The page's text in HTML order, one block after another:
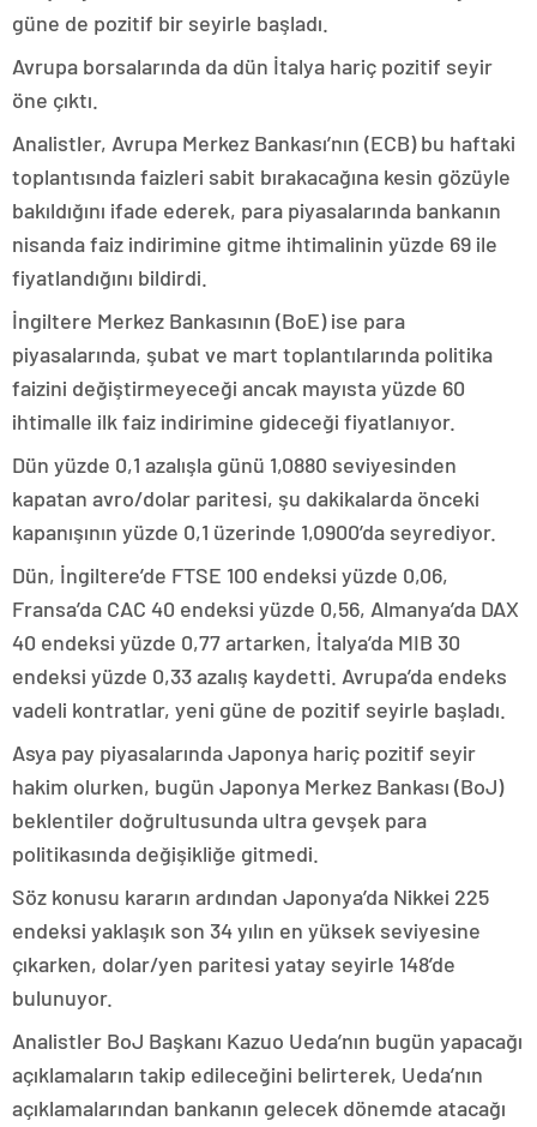
güne de pozitif bir seyirle başladı.
Avrupa borsalarında da dün İtalya hariç pozitif seyir
öne çıktı.
Analistler, Avrupa Merkez Bankası’nın (ECB) bu haftaki
toplantısında faizleri sabit bırakacağına kesin gözüyle
bakıldığını ifade ederek, para piyasalarında bankanın
nisanda faiz indirimine gitme ihtimalinin yüzde 69 ile
fiyatlandığını bildirdi.
İngiltere Merkez Bankasının (BoE) ise para
piyasalarında, şubat ve mart toplantılarında politika
faizini değiştirmeyeceği ancak mayısta yüzde 60
ihtimalle ilk faiz indirimine gideceği fiyatlanıyor.
Dün yüzde 0,1 azalışla günü 1,0880 seviyesinden
kapatan avro/dolar paritesi, şu dakikalarda önceki
kapanışının yüzde 0,1 üzerinde 1,0900’da seyrediyor.
Dün, İngiltere’de FTSE 100 endeksi yüzde 0,06,
Fransa’da CAC 40 endeksi yüzde 0,56, Almanya’da DAX
40 endeksi yüzde 0,77 artarken, İtalya’da MIB 30
endeksi yüzde 0,33 azalış kaydetti. Avrupa’da endeks
vadeli kontratlar, yeni güne de pozitif seyirle başladı.
Asya pay piyasalarında Japonya hariç pozitif seyir
hakim olurken, bugün Japonya Merkez Bankası (BoJ)
beklentiler doğrultusunda ultra gevşek para
politikasında değişikliğe gitmedi.
Söz konusu kararın ardından Japonya’da Nikkei 225
endeksi yaklaşık son 34 yılın en yüksek seviyesine
çıkarken, dolar/yen paritesi yatay seyirle 148’de
bulunuyor.
Analistler BoJ Başkanı Kazuo Ueda’nın bugün yapacağı
açıklamaların takip edileceğini belirterek, Ueda’nın
açıklamalarından bankanın gelecek dönemde atacağı